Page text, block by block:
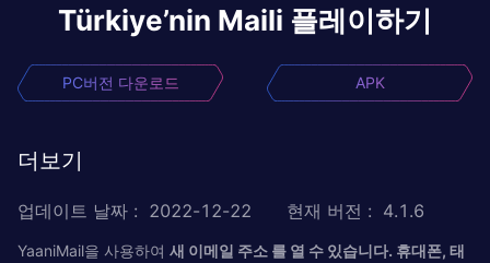
Türkiye’nin Maili 플레이하기
PC버전 다운로드 APK
더보기
업데이트 날짜 : 2022-12-22 현재 버전 : 4.1.6
YaaniMail을 사용하여 새 이메일 주소 를 열 수 있습니다. 휴대폰, 태